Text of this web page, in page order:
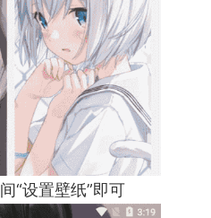
“设置壁纸”即可